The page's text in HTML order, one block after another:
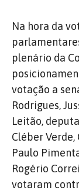
Na hora da
plenário da
votação a
Rodrigues,
Leitão,
Cléber Verde,
Paulo
Rogério
votaram